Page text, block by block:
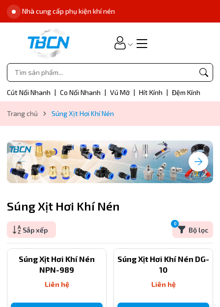
Nhà cung cấp phụ kiện khí nén
Cút Nối Nhanh | Co Nối Nhanh | Vú Mỡ | Hít Kính | Đệm Kính
Trang chủ Súng Xịt Hơi Khí Nén
Súng Xịt Hơi Khí Nén
Sắp xếp Bộ lọc
0
Súng Xịt Hơi Khí Nén
NPN-989
Liên hệ
Súng Xịt Hơi Khí Nén DG-
10
Liên hệ